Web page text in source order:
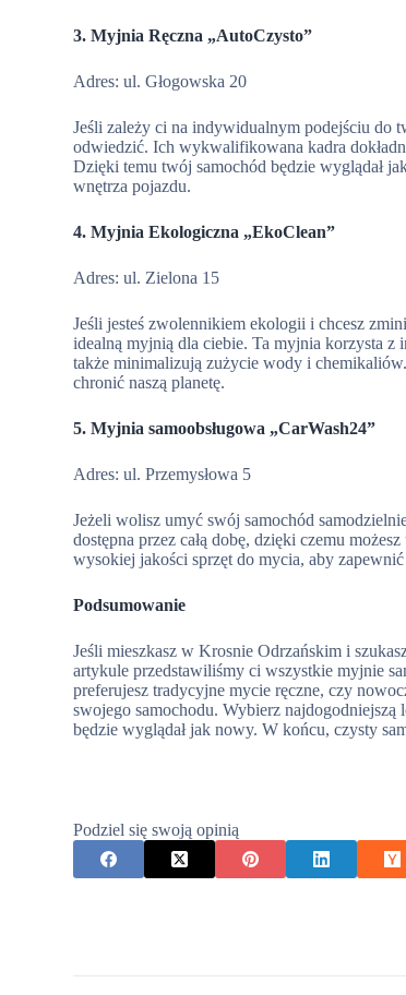
3. Myjnia Ręczna „AutoCzysto”
Adres: ul. Głogowska 20
Jeśli zależy ci na indywidualnym podejściu do
odwiedzić. Ich wykwalifikowana kadra
Dzięki temu twój samochód będzie wyglądał
wnętrza pojazdu.
4. Myjnia Ekologiczna „EkoClean”
Adres: ul. Zielona 15
Jeśli jesteś zwolennikiem ekologii i chcesz
idealną myjnią dla ciebie. Ta myjnia korzysta z
także minimalizują zużycie wody i
chronić naszą planetę.
5. Myjnia samoobsługowa „CarWash24”
Adres: ul. Przemysłowa 5
Jeżeli wolisz umyć swój samochód
dostępna przez całą dobę, dzięki czemu
wysokiej jakości sprzęt do mycia, aby
Podsumowanie
Jeśli mieszkasz w Krosnie Odrzańskim i
artykule przedstawiliśmy ci wszystkie myjnie
preferujesz tradycyjne mycie ręczne, czy
swojego samochodu. Wybierz
będzie wyglądał jak nowy. W końcu, czysty
Podziel się swoją opinią